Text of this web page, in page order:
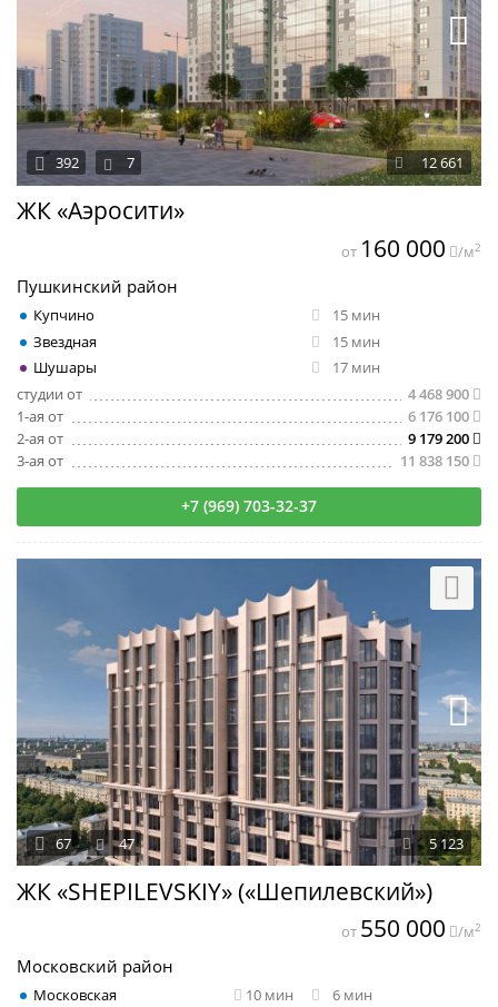
ЖК «Аэросити»
12 661
392 7
Пушкинский район
Купчино
15 мин
Звездная
15 мин
Шушары
17 мин
студии от
4 468 900
1-ая от
6 176 100
2-ая от
9 179 200
3-ая от
11 838 150
от 160 000 /м2
+7 (969) 703-32-37
ЖК «SHEPILEVSKIY» («Шепилевский»)
5 123
67 47
Московский район
Московская 10 мин
6 мин
от 550 000 /м2